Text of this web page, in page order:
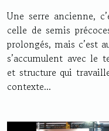
Une serre ancienne,
celle de semis
prolongés, mais c’est
s’accumulent avec le
et structure qui
contexte...